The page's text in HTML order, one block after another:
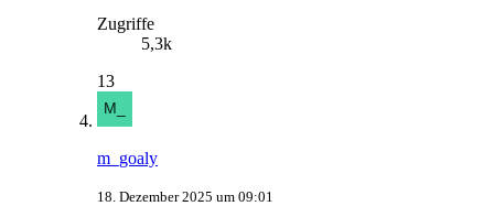
Zugriffe
5,3k
13
m_goaly
18. Dezember 2025 um 09:01